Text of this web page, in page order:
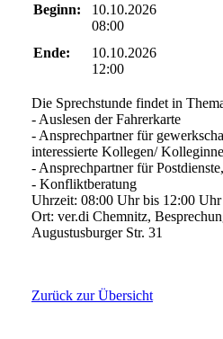
Beginn:
10.10.2026
08:00
Ende:
10.10.2026
12:00
Die Sprechstunde findet in
- Auslesen der Fahrerkarte
- Ansprechpartner für
interessierte Kollegen/
- Ansprechpartner für
- Konfliktberatung
Uhrzeit: 08:00 Uhr bis 12:00 Uhr
Ort: ver.di Chemnitz,
Augustusburger Str. 31
Zurück zur Übersicht